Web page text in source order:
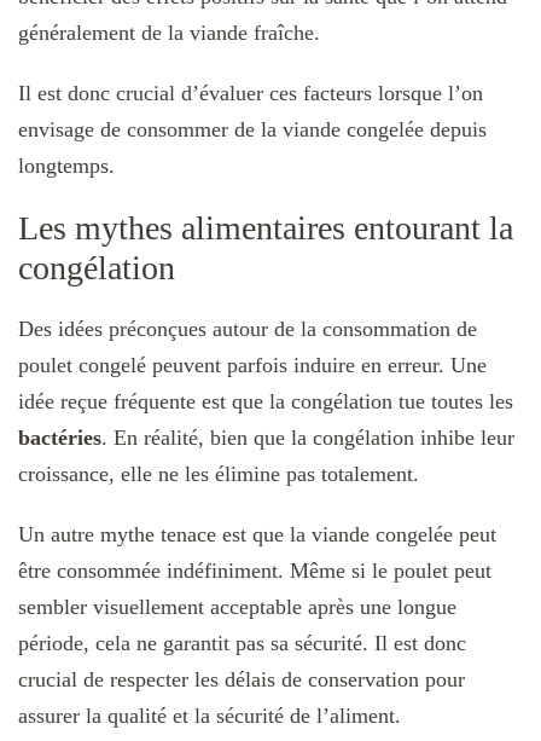
généralement de la viande fraîche.
Il est donc crucial d’évaluer ces facteurs lorsque l’on
envisage de consommer de la viande congelée depuis
longtemps.
Les mythes alimentaires entourant la
congélation
Des idées préconçues autour de la consommation de
poulet congelé peuvent parfois induire en erreur. Une
idée reçue fréquente est que la congélation tue toutes les
bactéries. En réalité, bien que la congélation inhibe leur
croissance, elle ne les élimine pas totalement.
Un autre mythe tenace est que la viande congelée peut
être consommée indéfiniment. Même si le poulet peut
sembler visuellement acceptable après une longue
période, cela ne garantit pas sa sécurité. Il est donc
crucial de respecter les délais de conservation pour
assurer la qualité et la sécurité de l’aliment.